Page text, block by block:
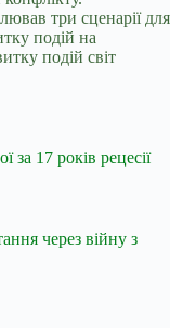
три сценарії для
подій на
подій світ
17 років рецесії
через війну з